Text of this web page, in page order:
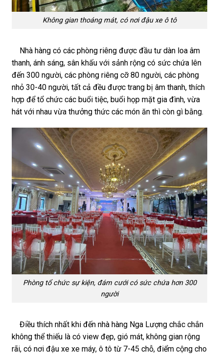
Không gian thoáng mát, có nơi đậu xe ô tô
Nhà hàng có các phòng riêng được đầu tư dàn loa âm
thanh, ánh sáng, sân khấu với sảnh rộng có sức chứa lên
đến 300 người, các phòng riêng cỡ 80 người, các phòng
nhỏ 30-40 người, tất cả đều được trang bị âm thanh, thích
hợp để tổ chức các buổi tiệc, buổi họp mặt gia đình, vừa
hát với nhau vừa thưởng thức các món ăn thì còn gì bằng.
Phòng tổ chức sự kiện, đám cưới có sức chứa hơn 300
người
Điều thích nhất khi đến nhà hàng Nga Lượng chắc chắn
không thể thiếu là có view đẹp, gió mát, không gian rộng
rãi, có nơi đậu xe xe máy, ô tô từ 7-45 chỗ, điểm cộng cho